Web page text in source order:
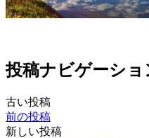
投稿ナビゲーショ
古い投稿
前の投稿
新しい投稿